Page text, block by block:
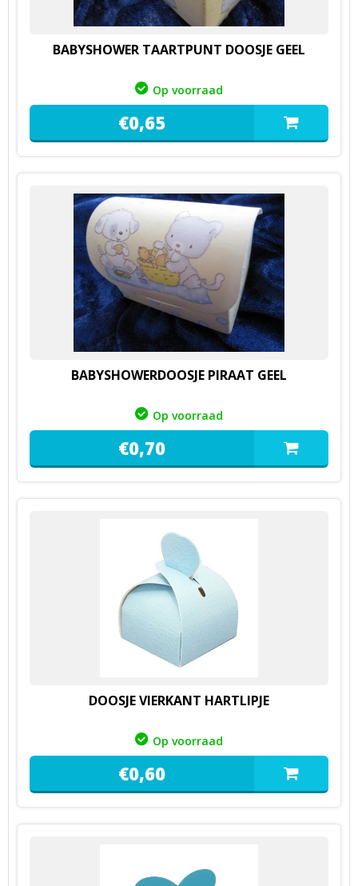
BABYSHOWER TAARTPUNT DOOSJE GEEL
Op voorraad
€0,65
BABYSHOWERDOOSJE PIRAAT GEEL
Op voorraad
€0,70
DOOSJE VIERKANT HARTLIPJE
Op voorraad
€0,60